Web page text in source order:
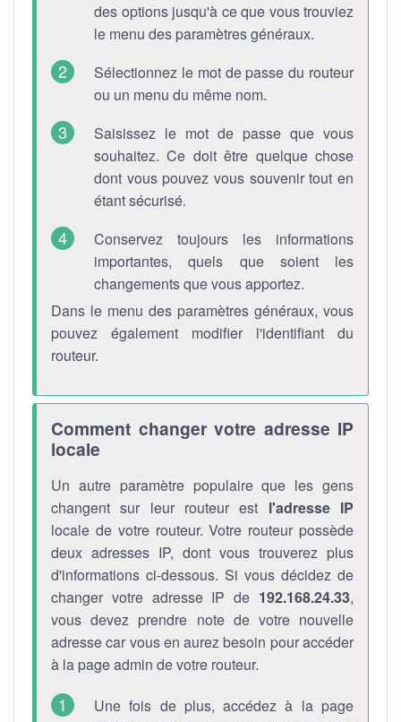
des options jusqu'à ce que vous trouviez
le menu des paramètres généraux.
Sélectionnez le mot de passe du routeur
ou un menu du même nom.
Saisissez le mot de passe que vous
souhaitez. Ce doit être quelque chose
dont vous pouvez vous souvenir tout en
étant sécurisé.
Conservez toujours les informations
importantes, quels que soient les
changements que vous apportez.
Dans le menu des paramètres généraux, vous
pouvez également modifier l'identifiant du
routeur.
Comment changer votre adresse IP
locale
Un autre paramètre populaire que les gens
changent sur leur routeur est l'adresse IP
locale de votre routeur. Votre routeur possède
deux adresses IP, dont vous trouverez plus
d'informations ci-dessous. Si vous décidez de
changer votre adresse IP de 192.168.24.33,
vous devez prendre note de votre nouvelle
adresse car vous en aurez besoin pour accéder
à la page admin de votre routeur.
Une fois de plus, accédez à la page